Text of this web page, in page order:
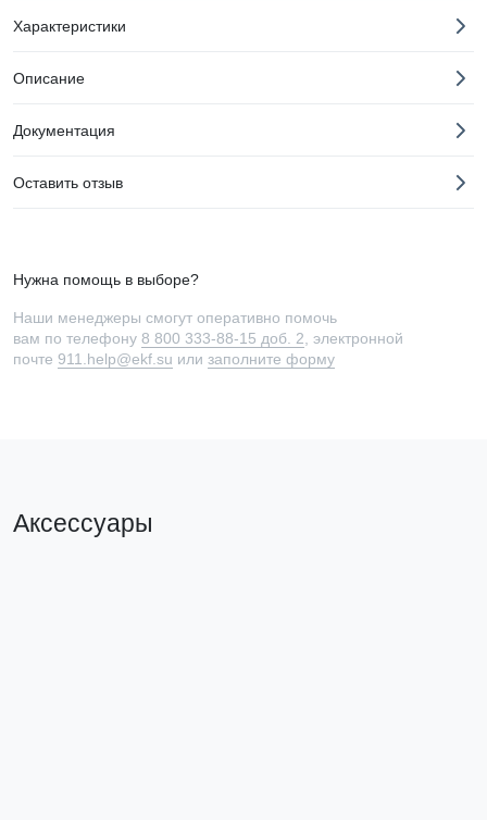
Характеристики
Описание
Документация
Оставить отзыв
Нужна помощь в выборе?
Наши менеджеры смогут оперативно помочь
вам по телефону 8 800 333-88-15 доб. 2 , электронной
почте 911.help@ekf.su или заполните форму
Аксессуары